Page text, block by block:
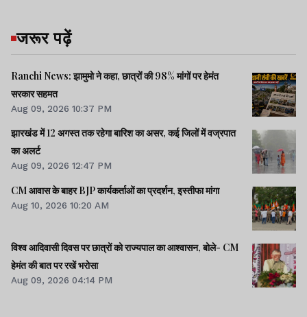
जरूर पढ़ें
Ranchi News: झामुमो ने कहा, छात्रों की 98% मांगों पर हेमंत
सरकार सहमत
Aug 09, 2026 10:37 PM
झारखंड में 12 अगस्त तक रहेगा बारिश का असर, कई जिलों में वज्रपात
का अलर्ट
Aug 09, 2026 12:47 PM
CM आवास के बाहर BJP कार्यकर्ताओं का प्रदर्शन, इस्तीफा मांगा
Aug 10, 2026 10:20 AM
विश्व आदिवासी दिवस पर छात्रों को राज्यपाल का आश्वासन, बोले- CM
हेमंत की बात पर रखें भरोसा
Aug 09, 2026 04:14 PM